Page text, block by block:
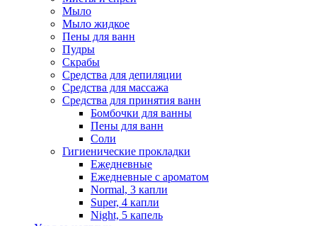
Мыло
Мыло жидкое
Пены для ванн
Пудры
Скрабы
Средства для депиляции
Средства для массажа
Средства для принятия ванн
Бомбочки для ванны
Пены для ванн
Соли
Гигиенические прокладки
Ежедневные
Ежедневные с ароматом
Normal, 3 капли
Super, 4 капли
Night, 5 капель